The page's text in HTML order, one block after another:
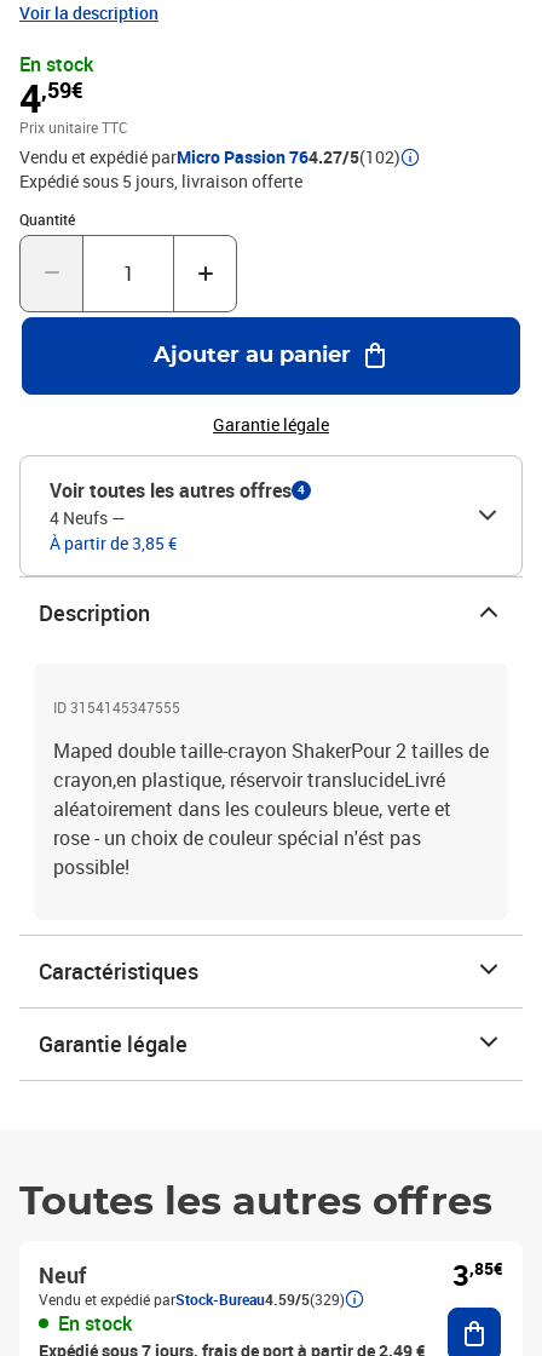
couleurs bleue, verte et rose - un choix de couleur spécial n'ést pas
Voir la description
En stock
4,59€
Prix unitaire TTC
Vendu et expédié parMicro Passion 764.27/5(102)
Expédié sous 5 jours livraison offerte
Quantité
Quantité : 1
Ajouter au panier
Garantie légale
Voir toutes les autres offres 4
4 Neufs —
À partir de 3,85 €
Description
ID 3154145347555
Maped double taille-crayon ShakerPour 2 tailles de
crayon,en plastique, réservoir translucideLivré
aléatoirement dans les couleurs bleue, verte et
rose - un choix de couleur spécial n'ést pas
possible!
Caractéristiques
Garantie légale
Toutes les autres offres
Neuf
Vendu et expédié parStock-Bureau4.59/5(329)
En stock
Expédié sous 7 jours, frais de port à partir de 2,49 €
3,85€